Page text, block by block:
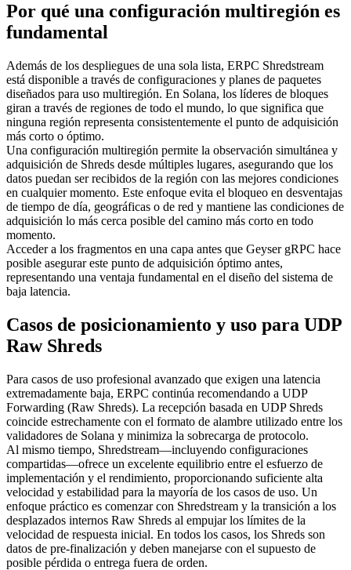
Por qué una configuración multiregión es
fundamental
Además de los despliegues de una sola lista, ERPC Shredstream
está disponible a través de configuraciones y planes de paquetes
diseñados para uso multiregión. En Solana, los líderes de bloques
giran a través de regiones de todo el mundo, lo que significa que
ninguna región representa consistentemente el punto de adquisición
más corto o óptimo.
Una configuración multiregión permite la observación simultánea y
adquisición de Shreds desde múltiples lugares, asegurando que los
datos puedan ser recibidos de la región con las mejores condiciones
en cualquier momento. Este enfoque evita el bloqueo en desventajas
de tiempo de día, geográficas o de red y mantiene las condiciones de
adquisición lo más cerca posible del camino más corto en todo
momento.
Acceder a los fragmentos en una capa antes que Geyser gRPC hace
posible asegurar este punto de adquisición óptimo antes,
representando una ventaja fundamental en el diseño del sistema de
baja latencia.
Casos de posicionamiento y uso para UDP
Raw Shreds
Para casos de uso profesional avanzado que exigen una latencia
extremadamente baja, ERPC continúa recomendando a UDP
Forwarding (Raw Shreds). La recepción basada en UDP Shreds
coincide estrechamente con el formato de alambre utilizado entre los
validadores de Solana y minimiza la sobrecarga de protocolo.
Al mismo tiempo, Shredstream—incluyendo configuraciones
compartidas—ofrece un excelente equilibrio entre el esfuerzo de
implementación y el rendimiento, proporcionando suficiente alta
velocidad y estabilidad para la mayoría de los casos de uso. Un
enfoque práctico es comenzar con Shredstream y la transición a los
desplazados internos Raw Shreds al empujar los límites de la
velocidad de respuesta inicial. En todos los casos, los Shreds son
datos de pre-finalización y deben manejarse con el supuesto de
posible pérdida o entrega fuera de orden.